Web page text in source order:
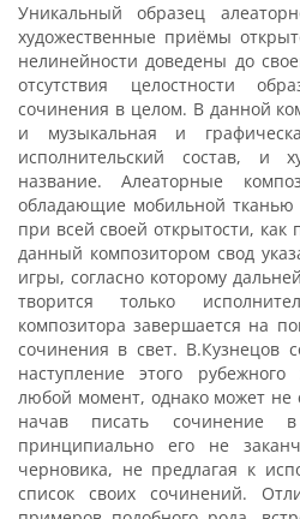
Уникальный образец
художественные приёмы
нелинейности доведены до
отсутствия целостности
сочинения в целом. В данной
и музыкальная и
исполнительский состав, и
название. Алеаторные
обладающие мобильной
при всей своей открытости,
данный композитором свод
игры, согласно которому
творится только
композитора завершается на
сочинения в свет. В.Кузнецов
наступление этого
любой момент, однако может не
начав писать сочинение в
принципиально его не
черновика, не предлагая к
список своих сочинений.